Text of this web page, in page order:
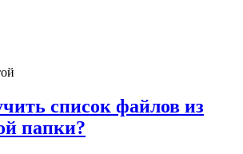
список файлов из
папки?